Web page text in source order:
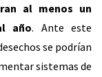
al menos un
año. Ante este
se podrían
sistemas de